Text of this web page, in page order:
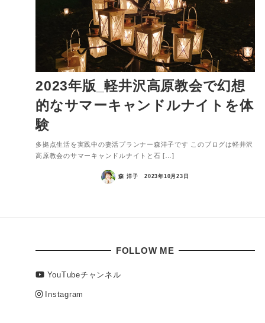
2023年版_軽井沢高原教会で幻想
的なサマーキャンドルナイトを体
験
多拠点生活を実践中の妻活プランナー森洋子です このブログは軽井沢
高原教会のサマーキャンドルナイトと石 […]
森 洋子 2023年10月23日
FOLLOW ME
YouTubeチャンネル
Instagram